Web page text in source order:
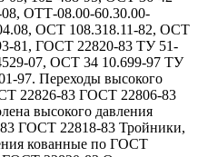
ОТТ-08.00-60.30.00-
ОСТ 108.318.11-82, ОСТ
81, ГОСТ 22820-83 ТУ 51-
07, ОСТ 34 10.699-97 ТУ
97. Переходы высокого
22826-83 ГОСТ 22806-83
высокого давления
ГОСТ 22818-83 Тройники,
кованные по ГОСТ